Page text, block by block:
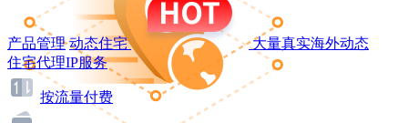
产品管理 动态住宅
大量真实海外动态
住宅代理IP服务
按流量付费